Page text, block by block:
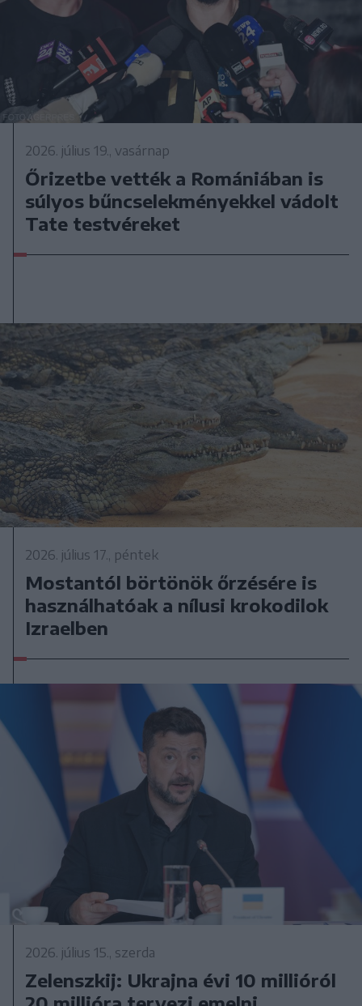
2026. július 19., vasárnap
Őrizetbe vették a Romániában is
súlyos bűncselekményekkel vádolt
Tate testvéreket
2026. július 17., péntek
Mostantól börtönök őrzésére is
használhatóak a nílusi krokodilok
Izraelben
2026. július 15., szerda
Zelenszkij: Ukrajna évi 10 millióról